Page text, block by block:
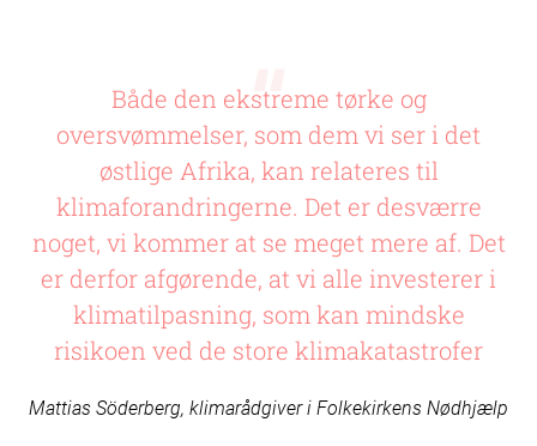
Både den ekstreme tørke og
oversvømmelser, som dem vi ser i det
østlige Afrika, kan relateres til
klimaforandringerne. Det er desværre
noget, vi kommer at se meget mere af. Det
er derfor afgørende, at vi alle investerer i
klimatilpasning, som kan mindske
risikoen ved de store klimakatastrofer
Mattias Söderberg, klimarådgiver i Folkekirkens Nødhjælp